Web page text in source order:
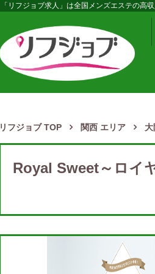
「リフジョブ求人」は全国メンズエステの高
リフジョブ TOP 関西 エリア
Royal Sweet～ロイ